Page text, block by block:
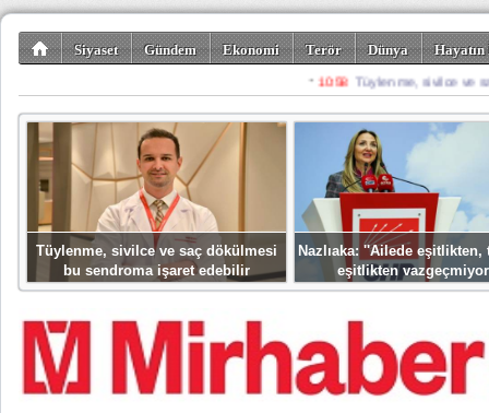
Siyaset Gündem Ekonomi Terör Dünya
Gezi-Turizm Spor Misafir
Tüylenme, sivilce ve saç dökülmesi
bu sendroma işaret edebilir
Nazlıaka: ''Ailede eşitlikten,
eşitlikten